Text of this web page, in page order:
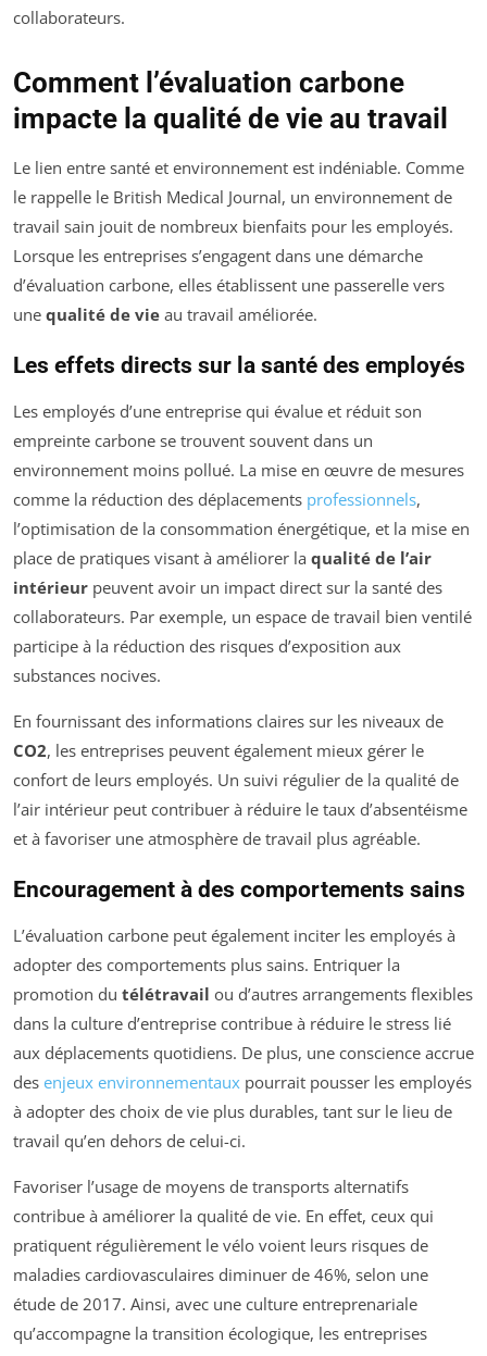
collaborateurs.
Comment l’évaluation carbone
impacte la qualité de vie au travail
Le lien entre santé et environnement est indéniable. Comme
le rappelle le British Medical Journal, un environnement de
travail sain jouit de nombreux bienfaits pour les employés.
Lorsque les entreprises s’engagent dans une démarche
d’évaluation carbone, elles établissent une passerelle vers
une qualité de vie au travail améliorée.
Les effets directs sur la santé des employés
Les employés d’une entreprise qui évalue et réduit son
empreinte carbone se trouvent souvent dans un
environnement moins pollué. La mise en œuvre de mesures
comme la réduction des déplacements professionnels,
l’optimisation de la consommation énergétique, et la mise en
place de pratiques visant à améliorer la qualité de l’air
intérieur peuvent avoir un impact direct sur la santé des
collaborateurs. Par exemple, un espace de travail bien ventilé
participe à la réduction des risques d’exposition aux
substances nocives.
En fournissant des informations claires sur les niveaux de
CO2, les entreprises peuvent également mieux gérer le
confort de leurs employés. Un suivi régulier de la qualité de
l’air intérieur peut contribuer à réduire le taux d’absentéisme
et à favoriser une atmosphère de travail plus agréable.
Encouragement à des comportements sains
L’évaluation carbone peut également inciter les employés à
adopter des comportements plus sains. Entriquer la
promotion du télétravail ou d’autres arrangements flexibles
dans la culture d’entreprise contribue à réduire le stress lié
aux déplacements quotidiens. De plus, une conscience accrue
des enjeux environnementaux pourrait pousser les employés
à adopter des choix de vie plus durables, tant sur le lieu de
travail qu’en dehors de celui-ci.
Favoriser l’usage de moyens de transports alternatifs
contribue à améliorer la qualité de vie. En effet, ceux qui
pratiquent régulièrement le vélo voient leurs risques de
maladies cardiovasculaires diminuer de 46%, selon une
étude de 2017. Ainsi, avec une culture entreprenariale
qu’accompagne la transition écologique, les entreprises